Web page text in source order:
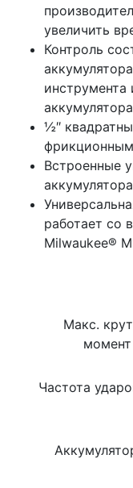
увеличить
Контроль
инструмента
аккумулятора
½″
Встроенные
работает со
Milwaukee®
Макс.
Частота